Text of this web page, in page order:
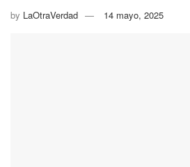
by LaOtraVerdad 14 mayo, 2025